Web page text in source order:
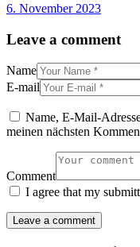
6. November 2023
Leave a comment
Name
E-mail
Name, E-Mail-
meinen nächsten
Comment
I agree that my